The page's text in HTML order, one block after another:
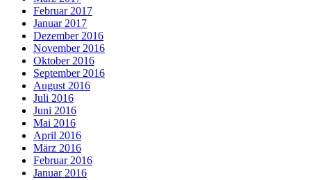
Februar 2017
Januar 2017
Dezember 2016
November 2016
Oktober 2016
September 2016
August 2016
Juli 2016
Juni 2016
Mai 2016
April 2016
März 2016
Februar 2016
Januar 2016